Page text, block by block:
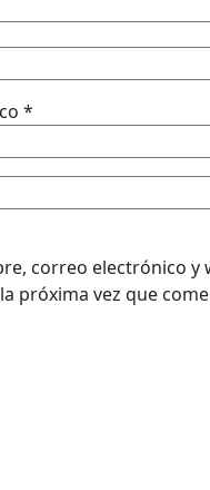
*
correo electrónico y
próxima vez que